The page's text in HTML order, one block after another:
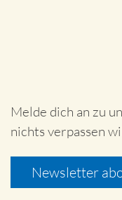
Melde dich an zu
nichts verpassen
Newsletter